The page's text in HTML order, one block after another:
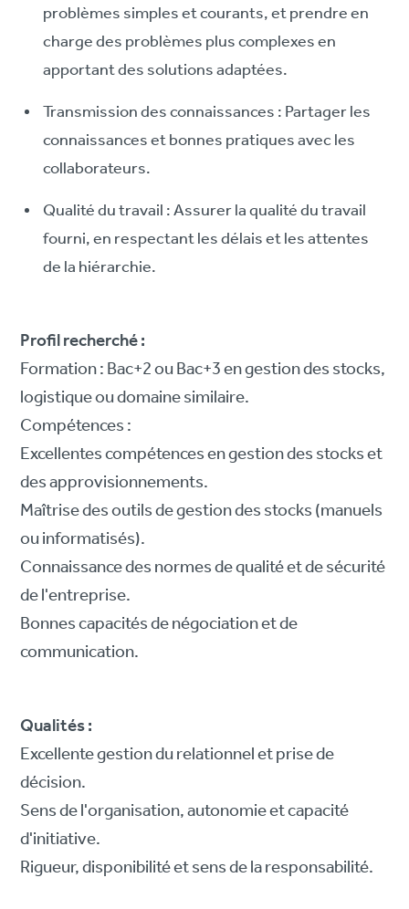
problèmes simples et courants, et prendre en
charge des problèmes plus complexes en
apportant des solutions adaptées.
Transmission des connaissances : Partager les
connaissances et bonnes pratiques avec les
collaborateurs.
Qualité du travail : Assurer la qualité du travail
fourni, en respectant les délais et les attentes
de la hiérarchie.
Profil recherché :
Formation : Bac+2 ou Bac+3 en gestion des stocks,
logistique ou domaine similaire.
Compétences :
Excellentes compétences en gestion des stocks et
des approvisionnements.
Maîtrise des outils de gestion des stocks (manuels
ou informatisés).
Connaissance des normes de qualité et de sécurité
de l'entreprise.
Bonnes capacités de négociation et de
communication.
Qualités :
Excellente gestion du relationnel et prise de
décision.
Sens de l'organisation, autonomie et capacité
d'initiative.
Rigueur, disponibilité et sens de la responsabilité.